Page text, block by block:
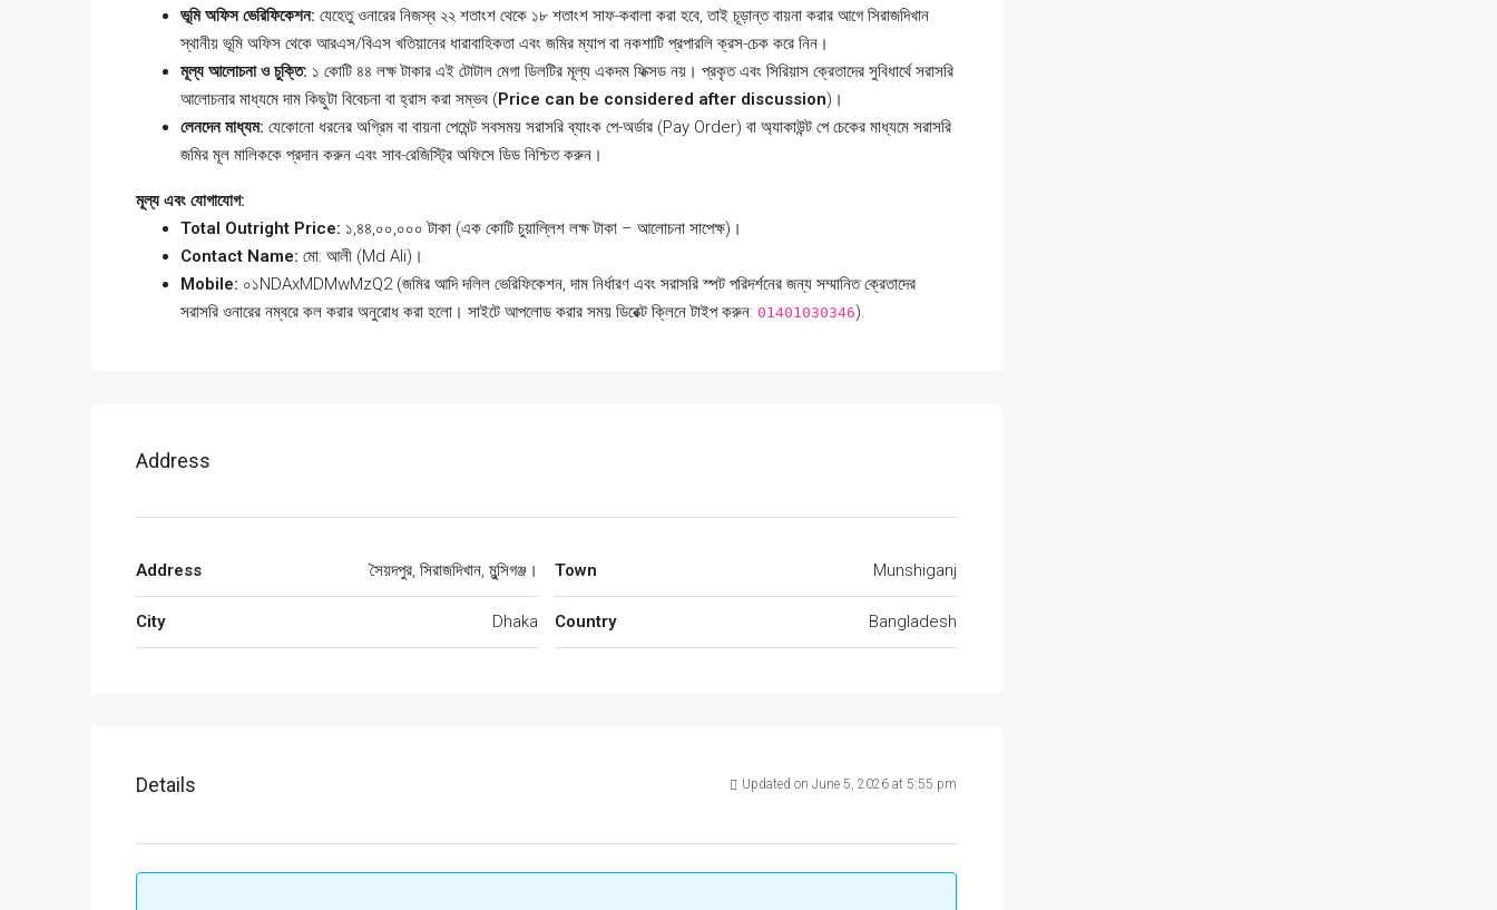
ভূমি অফিস ভেরিফিকেশন: যেহেতু ওনারের নিজস্ব ২২ শতাংশ থেকে ১৮ শতাংশ সাফ-কবালা করা হবে, তাই চূড়ান্ত বায়না করার আগে সিরাজদিখান
স্থানীয় ভূমি অফিস থেকে আরএস/বিএস খতিয়ানের ধারাবাহিকতা এবং জমির ম্যাপ বা নকশাটি প্রপারলি ক্রস-চেক করে নিন।
মূল্য আলোচনা ও চুক্তি: ১ কোটি ৪৪ লক্ষ টাকার এই টোটাল মেগা ডিলটির মূল্য একদম ফিক্সড নয়। প্রকৃত এবং সিরিয়াস ক্রেতাদের সুবিধার্থে সরাসরি
আলোচনার মাধ্যমে দাম কিছুটা বিবেচনা বা হ্রাস করা সম্ভব (Price can be considered after discussion)।
লেনদেন মাধ্যম: যেকোনো ধরনের অগ্রিম বা বায়না পেমেন্ট সবসময় সরাসরি ব্যাংক পে-অর্ডার (Pay Order) বা অ্যাকাউন্ট পে চেকের মাধ্যমে সরাসরি
জমির মূল মালিককে প্রদান করুন এবং সাব-রেজিস্ট্রি অফিসে ডিড নিশ্চিত করুন।
মূল্য এবং যোগাযোগ:
Total Outright Price: ১,৪৪,০০,০০০ টাকা (এক কোটি চুয়াল্লিশ লক্ষ টাকা – আলোচনা সাপেক্ষ)।
Contact Name: মো: আলী (Md Ali)।
Mobile: ০১NDAxMDMwMzQ2 (জমির আদি দলিল ভেরিফিকেশন, দাম নির্ধারণ এবং সরাসরি স্পট পরিদর্শনের জন্য সম্মানিত ক্রেতাদের
সরাসরি ওনারের নম্বরে কল করার অনুরোধ করা হলো। সাইটে আপলোড করার সময় ডিরেক্ট ক্লিনে টাইপ করুন: 01401030346).
Address
Address সৈয়দপুর, সিরাজদিখান, মুন্সিগঞ্জ।
City Dhaka
Town Munshiganj
Country Bangladesh
Details Updated on June 5, 2026 at 5:55 pm